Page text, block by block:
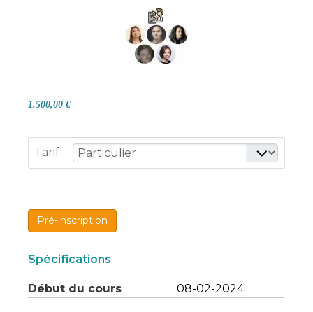
1.500,00 €
Tarif
Pré-inscription
Spécifications
Début du cours 08-02-2024